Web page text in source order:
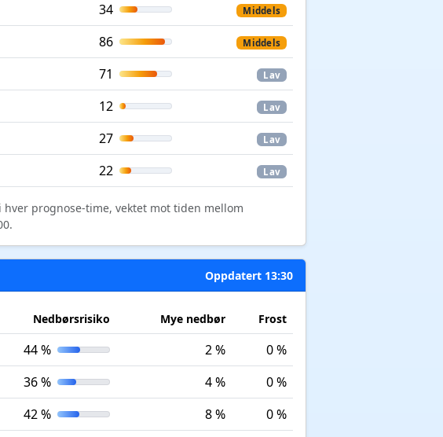
34 Middels
86 Middels
71 Lav
12 Lav
27 Lav
22 Lav
prognose-time, vektet mot tiden mellom
Oppdatert 13:30
Nedbørsrisiko Mye nedbør Frost
44 % 2 %
0 %
36 % 4 %
0 %
42 % 8 %
0 %